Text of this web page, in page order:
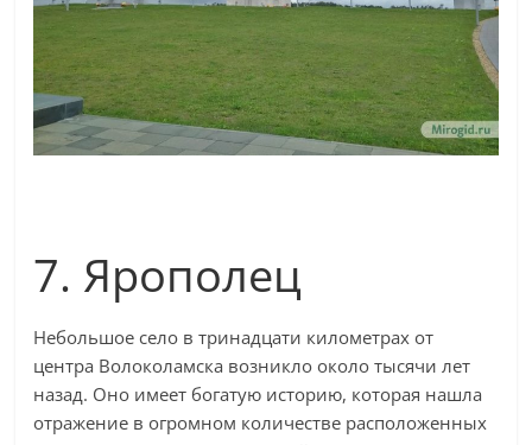
7. Ярополец
Небольшое село в тринадцати километрах от
центра Волоколамска возникло около тысячи лет
назад. Оно имеет богатую историю, которая нашла
отражение в огромном количестве расположенных